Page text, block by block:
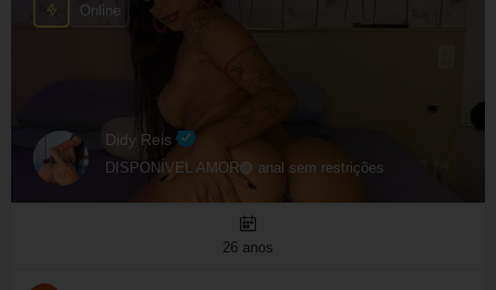
Didy Reis
DISPONÍVEL AMOR🟢 anal sem restrições
Online
26 anos